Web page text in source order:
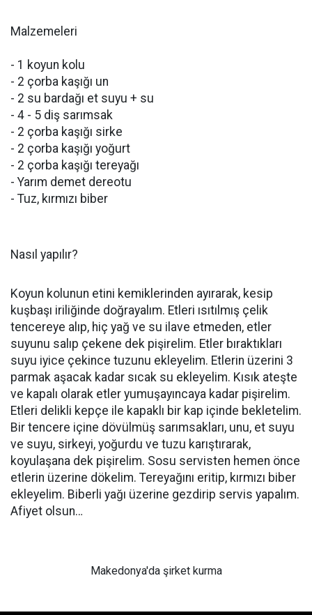
Malzemeleri
- 1 koyun kolu
- 2 çorba kaşığı un
- 2 su bardağı et suyu + su
- 4 - 5 diş sarımsak
- 2 çorba kaşığı sirke
- 2 çorba kaşığı yoğurt
- 2 çorba kaşığı tereyağı
- Yarım demet dereotu
- Tuz, kırmızı biber
Nasıl yapılır?
Koyun kolunun etini kemiklerinden ayırarak, kesip
kuşbaşı iriliğinde doğrayalım. Etleri ısıtılmış çelik
tencereye alıp, hiç yağ ve su ilave etmeden, etler
suyunu salıp çekene dek pişirelim. Etler bıraktıkları
suyu iyice çekince tuzunu ekleyelim. Etlerin üzerini 3
parmak aşacak kadar sıcak su ekleyelim. Kısık ateşte
ve kapalı olarak etler yumuşayıncaya kadar pişirelim.
Etleri delikli kepçe ile kapaklı bir kap içinde bekletelim.
Bir tencere içine dövülmüş sarımsakları, unu, et suyu
ve suyu, sirkeyi, yoğurdu ve tuzu karıştırarak,
koyulaşana dek pişirelim. Sosu servisten hemen önce
etlerin üzerine dökelim. Tereyağını eritip, kırmızı biber
ekleyelim. Biberli yağı üzerine gezdirip servis yapalım.
Afiyet olsun…
Makedonya'da şirket kurma